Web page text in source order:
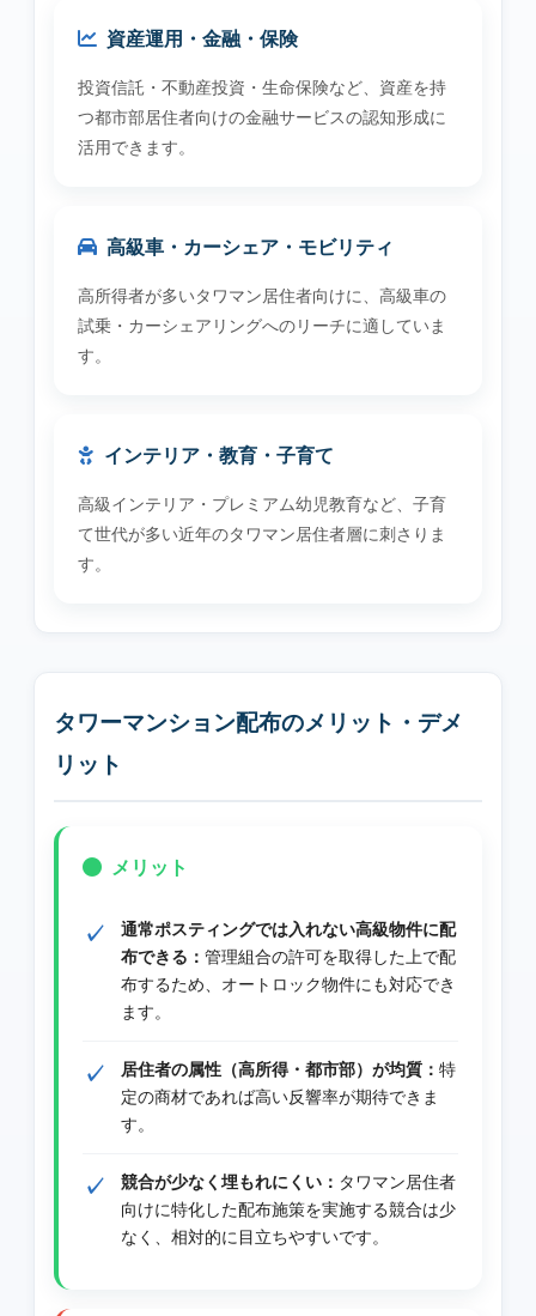
資産運用・金融・保険
投資信託・不動産投資・生命保険など、資産を持
つ都市部居住者向けの金融サービスの認知形成に
活用できます。
高級車・カーシェア・モビリティ
高所得者が多いタワマン居住者向けに、高級車の
試乗・カーシェアリングへのリーチに適していま
す。
インテリア・教育・子育て
高級インテリア・プレミアム幼児教育など、子育
て世代が多い近年のタワマン居住者層に刺さりま
す。
タワーマンション配布のメリット・デメ
リット
メリット
通常ポスティングでは入れない高級物件に配
布できる： 管理組合の許可を取得した上で配
布するため、オートロック物件にも対応でき
ます。
居住者の属性（高所得・都市部）が均質： 特
定の商材であれば高い反響率が期待できま
す。
競合が少なく埋もれにくい： タワマン居住者
向けに特化した配布施策を実施する競合は少
なく、相対的に目立ちやすいです。